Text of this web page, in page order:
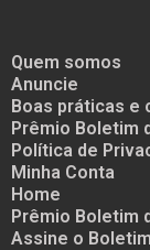
Quem somos
Anuncie
Boas práticas e
Prêmio Boletim
Política de
Minha Conta
Home
Prêmio Boletim
Assine o